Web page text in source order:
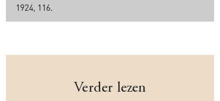
1924, 116.
Verder lezen